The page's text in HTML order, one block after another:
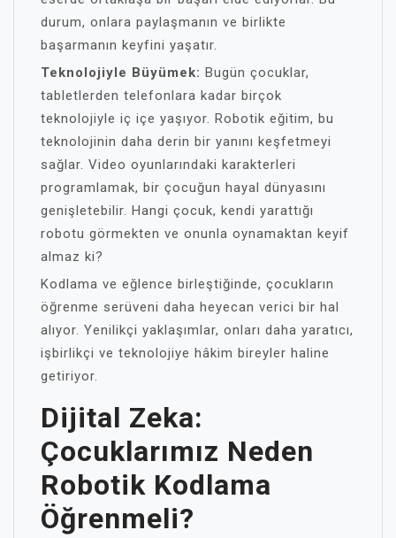
durum, onlara paylaşmanın ve birlikte
başarmanın keyfini yaşatır.
Teknolojiyle Büyümek: Bugün çocuklar,
tabletlerden telefonlara kadar birçok
teknolojiyle iç içe yaşıyor. Robotik eğitim, bu
teknolojinin daha derin bir yanını keşfetmeyi
sağlar. Video oyunlarındaki karakterleri
programlamak, bir çocuğun hayal dünyasını
genişletebilir. Hangi çocuk, kendi yarattığı
robotu görmekten ve onunla oynamaktan keyif
almaz ki?
Kodlama ve eğlence birleştiğinde, çocukların
öğrenme serüveni daha heyecan verici bir hal
alıyor. Yenilikçi yaklaşımlar, onları daha yaratıcı,
işbirlikçi ve teknolojiye hâkim bireyler haline
getiriyor.
Dijital Zeka:
Çocuklarımız Neden
Robotik Kodlama
Öğrenmeli?